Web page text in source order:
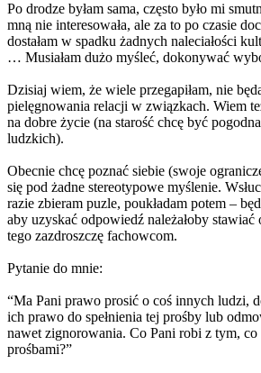
Po drodze byłam sama, często było mi
mną nie interesowała, ale za to po czasie
dostałam w spadku żadnych naleciałości
… Musiałam dużo myśleć, dokonywać
Dzisiaj wiem, że wiele przegapiłam, nie
pielęgnowania relacji w związkach. Wiem
na dobre życie (na starość chcę być
ludzkich).
Obecnie chcę poznać siebie (swoje
się pod żadne stereotypowe myślenie.
razie zbieram puzle, poukładam potem –
aby uzyskać odpowiedź należałoby
tego zazdroszczę fachowcom.
Pytanie do mnie:
“Ma Pani prawo prosić o coś innych ludzi,
ich prawo do spełnienia tej prośby lub
nawet zignorowania. Co Pani robi z tym, co
prośbami?”